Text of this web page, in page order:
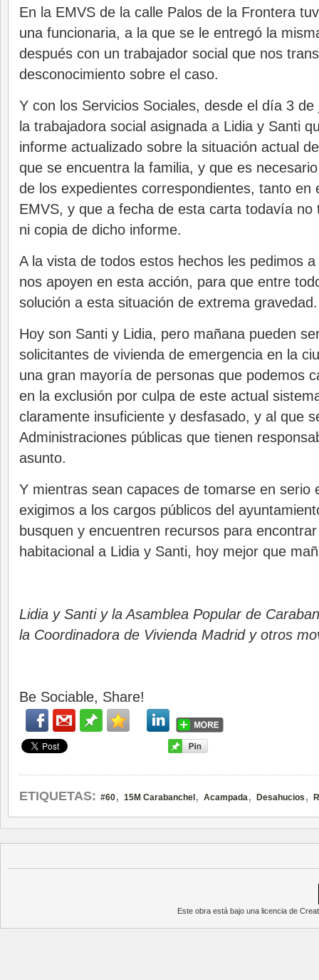
En la EMVS de la calle Palos de la Frontera
una funcionaria, a la que se le entregó la
después con un trabajador social que nos
desconocimiento sobre el caso.
Y con los Servicios Sociales, desde el día 3
la trabajadora social asignada a Lidia y Santi
informe actualizado sobre la situación actual
que se encuentra la familia, y que es
de los expedientes correspondientes, tanto en
EMVS, y que a fecha de esta carta todavía no
ni copia de dicho informe.
A la vista de todos estos hechos les pedimos
nos apoyen en esta acción, para que entre
solución a esta situación de extrema gravedad.
Hoy son Santi y Lidia, pero mañana pueden
solicitantes de vivienda de emergencia en la
una gran mayoría de personas que podemos
en la exclusión por culpa de este actual
claramente insuficiente y desfasado, y al que
Administraciones públicas que tienen
asunto.
Y mientras sean capaces de tomarse en serio
exigimos a los cargos públicos del
busquen y encuentren recursos para
habitacional a Lidia y Santi, hoy mejor que
Lidia y Santi y la Asamblea Popular de
la Coordinadora de Vivienda Madrid y otros
Be Sociable, Share!
ETIQUETAS: #60, 15M Carabanchel , Acampada, Desahucios ,
Este obra está bajo unalicencia de